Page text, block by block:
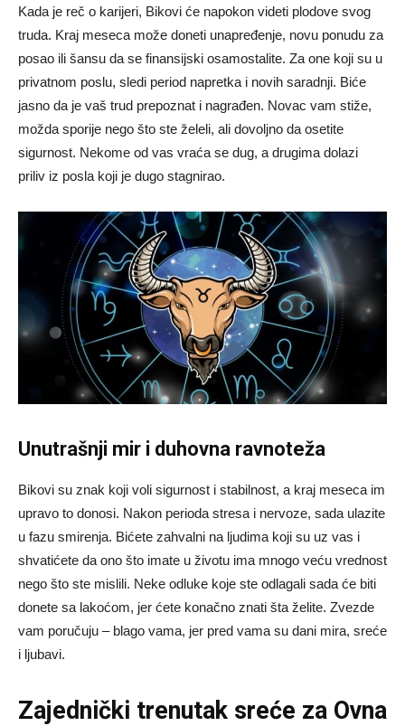
Kada je reč o karijeri, Bikovi će napokon videti plodove svog
truda. Kraj meseca može doneti unapređenje, novu ponudu za
posao ili šansu da se finansijski osamostalite. Za one koji su u
privatnom poslu, sledi period napretka i novih saradnji. Biće
jasno da je vaš trud prepoznat i nagrađen. Novac vam stiže,
možda sporije nego što ste želeli, ali dovoljno da osetite
sigurnost. Nekome od vas vraća se dug, a drugima dolazi
priliv iz posla koji je dugo stagnirao.
Unutrašnji mir i duhovna ravnoteža
Bikovi su znak koji voli sigurnost i stabilnost, a kraj meseca im
upravo to donosi. Nakon perioda stresa i nervoze, sada ulazite
u fazu smirenja. Bićete zahvalni na ljudima koji su uz vas i
shvatićete da ono što imate u životu ima mnogo veću vrednost
nego što ste mislili. Neke odluke koje ste odlagali sada će biti
donete sa lakoćom, jer ćete konačno znati šta želite. Zvezde
vam poručuju – blago vama, jer pred vama su dani mira, sreće
i ljubavi.
Zajednički trenutak sreće za Ovna